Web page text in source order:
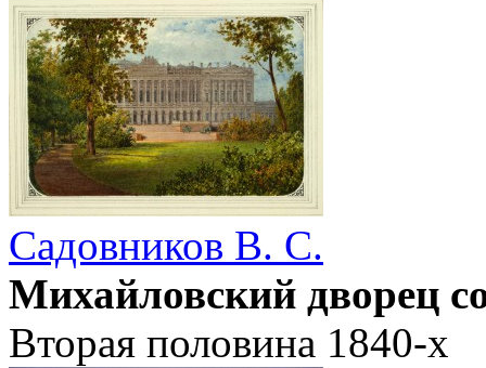
Садовников В. С.
Михайловский дворец
Вторая половина 1840-х